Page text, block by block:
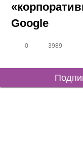
Google
0 3989